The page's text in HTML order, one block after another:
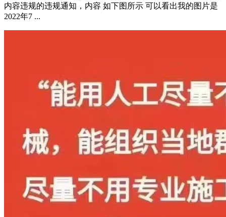
内容违规的违规通知，内容 如下图所示 可以看出我的图片是
2022年7 ...